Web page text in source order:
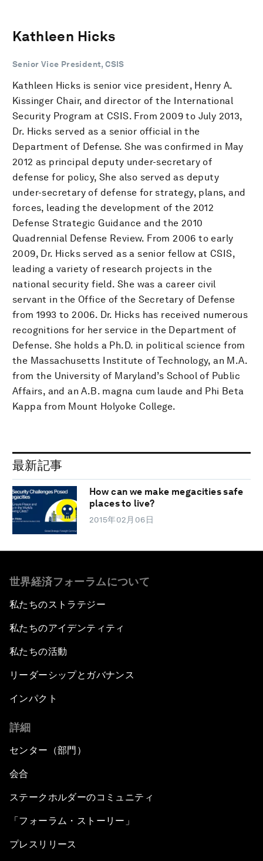
Kathleen Hicks
Senior Vice President, CSIS
Kathleen Hicks is senior vice president, Henry A.
Kissinger Chair, and director of the International
Security Program at CSIS. From 2009 to July 2013,
Dr. Hicks served as a senior official in the
Department of Defense. She was confirmed in May
2012 as principal deputy under-secretary of
defense for policy, She also served as deputy
under-secretary of defense for strategy, plans, and
forces, leading the development of the 2012
Defense Strategic Guidance and the 2010
Quadrennial Defense Review. From 2006 to early
2009, Dr. Hicks served as a senior fellow at CSIS,
leading a variety of research projects in the
national security field. She was a career civil
servant in the Office of the Secretary of Defense
from 1993 to 2006. Dr. Hicks has received numerous
recognitions for her service in the Department of
Defense. She holds a Ph.D. in political science from
the Massachusetts Institute of Technology, an M.A.
from the University of Maryland’s School of Public
Affairs, and an A.B. magna cum laude and Phi Beta
Kappa from Mount Holyoke College.
最新記事
How can we make megacities safe
places to live?
2015年02月06日
世界経済フォーラムについて
私たちのストラテジー
私たちのアイデンティティ
私たちの活動
リーダーシップとガバナンス
インパクト
詳細
センター（部門）
会合
ステークホルダーのコミュニティ
「フォーラム・ストーリー」
プレスリリース